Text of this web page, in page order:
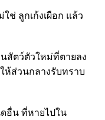
ช่ ลูกเก้งเผือก แล้ว
นสัตว์ตัวใหม่ที่ตายลง
ห้ส่วนกลางรับทราบ
อื่น ที่หายไปใน